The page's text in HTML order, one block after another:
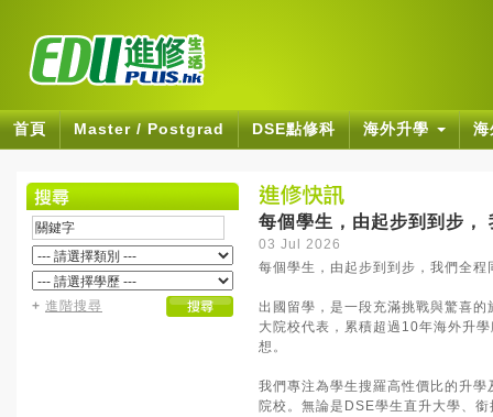
首頁 Master / Postgrad DSE點修科 海外升學
+ 進階搜尋
每個學生，由起步到到步
03 Jul 2026
每個學生，由起步到到步，我們全
出國留學，是一段充滿挑戰與驚喜
大院校代表，累積超過10年海外升
想。
我們專注為學生搜羅高性價比的升
院校。無論是DSE學生直升大學、